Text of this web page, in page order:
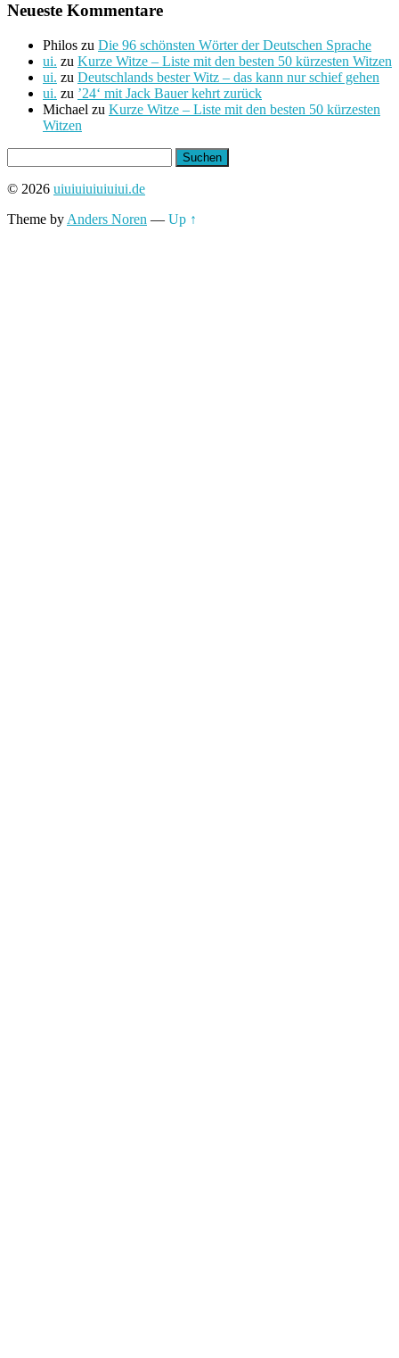
Neueste Kommentare
Philos zu Die 96 schönsten Wörter der Deutschen Sprache
ui. zu Kurze Witze – Liste mit den besten 50 kürzesten Witzen
ui. zu Deutschlands bester Witz – das kann nur schief gehen
ui. zu ’24‘ mit Jack Bauer kehrt zurück
Michael zu Kurze Witze – Liste mit den besten 50 kürzesten
Witzen
nach:
© 2026 uiuiuiuiuiuiui.de
Theme by Anders Noren — Up ↑